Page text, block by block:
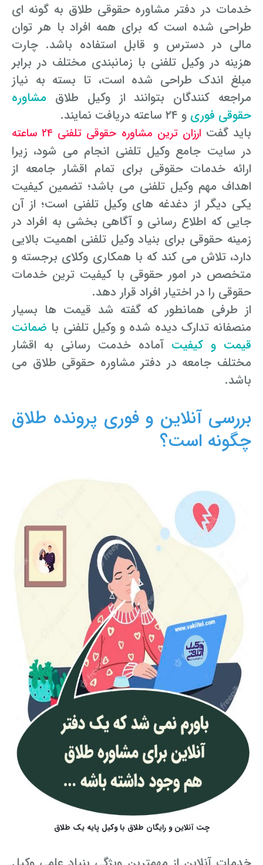
خدمات در دفتر مشاوره حقوقی طلاق به گونه ای
طراحی شده است که برای همه افراد با هر توان
مالی در دسترس و قابل استفاده باشد. چارت
هزینه در وکیل تلفنی با زمانبندی مختلف در برابر
مبلغ اندک طراحی شده است، تا بسته به نیاز
مراجعه کنندگان بتوانند از وکیل طلاق مشاوره
حقوقی فوری و ۲۴ ساعته دریافت نمایند.
باید گفت ارزان ترین مشاوره حقوقی تلفنی ۲۴ ساعته
در سایت جامع وکیل تلفنی انجام می شود، زیرا
ارائه خدمات حقوقی برای تمام اقشار جامعه از
اهداف مهم وکیل تلفنی می باشد؛ تضمین کیفیت
یکی دیگر از دغدغه های وکیل تلفنی است؛ از آن
جایی که اطلاع رسانی و آگاهی بخشی به افراد در
زمینه حقوقی برای بنیاد وکیل تلفنی اهمیت بالایی
دارد، تلاش می کند که با همکاری وکلای برجسته و
متخصص در امور حقوقی با کیفیت ترین خدمات
حقوقی را در اختیار افراد قرار دهد.
از طرفی همانطور که گفته شد قیمت ها بسیار
منصفانه تدارک دیده شده و وکیل تلفنی با ضمانت
قیمت و کیفیت آماده خدمت رسانی به اقشار
مختلف جامعه در دفتر مشاوره حقوقی طلاق می
باشد.
بررسی آنلاین و فوری پرونده طلاق
چگونه است؟
چت آنلاین و رایگان طلاق با وکیل پایه یک طلاق